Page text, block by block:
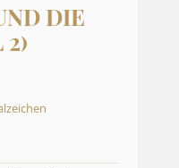
DIE
2)